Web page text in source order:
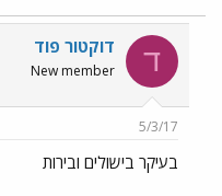
ד דוקטור פוד
New member
5/3/17
בעיקר בישולים ובירות